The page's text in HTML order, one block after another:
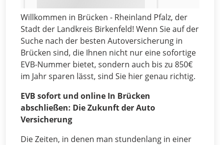
Willkommen in Brücken - Rheinland Pfalz, der
Stadt der Landkreis Birkenfeld! Wenn Sie auf der
Suche nach der besten Autoversicherung in
Brücken sind, die Ihnen nicht nur eine sofortige
EVB-Nummer bietet, sondern auch bis zu 850€
im Jahr sparen lässt, sind Sie hier genau richtig.
EVB sofort und online In Brücken
abschließen: Die Zukunft der Auto
Versicherung
Die Zeiten, in denen man stundenlang in einer